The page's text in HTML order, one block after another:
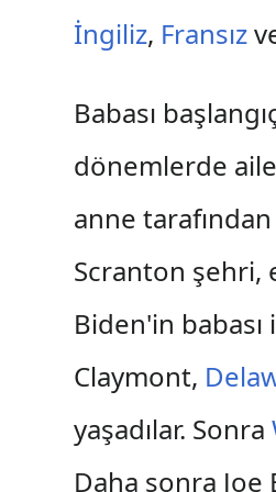
İngiliz, Fransız
Babası
dönemlerde
anne
Scranton şehri,
Biden'in babası
Claymont,
yaşadılar. Sonra
Daha sonra Joe